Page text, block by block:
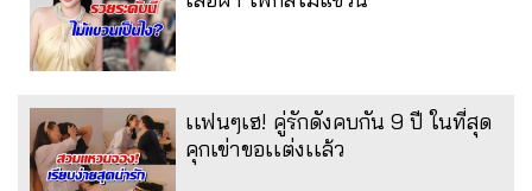
เเฟนๆเฮ! คู่รักดังคบกัน 9 ปี ในที่สุด
คุกเข่าขอเเต่งเเล้ว